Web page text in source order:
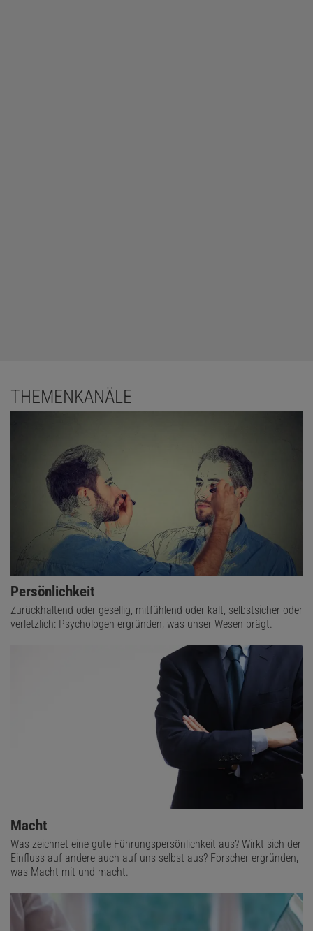
THEMENKANÄLE
Persönlichkeit
Zurückhaltend oder gesellig, mitfühlend oder kalt, selbstsicher oder
verletzlich: Psychologen ergründen, was unser Wesen prägt.
Macht
Was zeichnet eine gute Führungspersönlichkeit aus? Wirkt sich der
Einfluss auf andere auch auf uns selbst aus? Forscher ergründen,
was Macht mit und macht.